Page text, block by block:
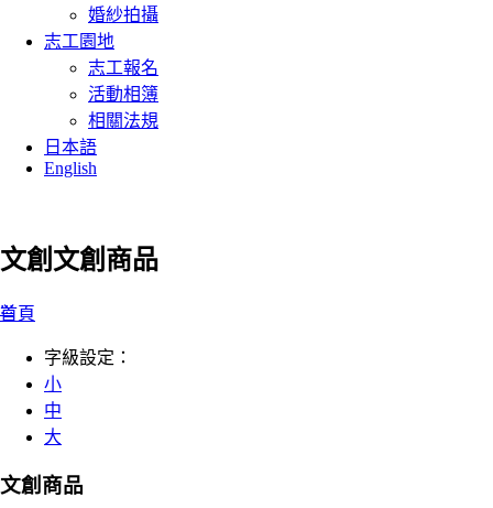
婚紗拍攝
志工園地
志工報名
活動相簿
相關法規
日本語
English
文創 文創商品
:::
首頁
字級設定：
小
中
大
文創商品